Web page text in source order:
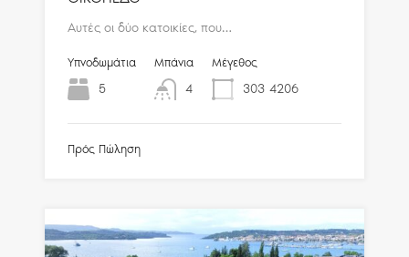
Αυτές οι δύο κατοικίες, που…
Υπνοδωμάτια
5
Μπάνια
4
Μέγεθος
303 4206
Πρός Πώληση